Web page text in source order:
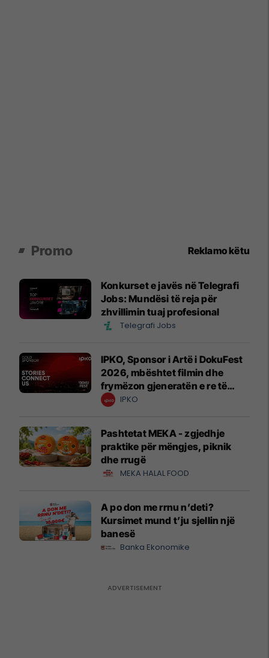
Promo Reklamo këtu
Konkurset e javës në Telegrafi
Jobs: Mundësi të reja për
zhvillimin tuaj profesional
Telegrafi Jobs
IPKO, Sponsor i Artë i DokuFest
2026, mbështet filmin dhe
frymëzon gjeneratën e re të
krijuesve
IPKO
Pashtetat MEKA - zgjedhje
praktike për mëngjes, piknik
dhe rrugë
MEKA HALAL FOOD
A po don me rrnu n’deti?
Kursimet mund t’ju sjellin një
banesë
Banka Ekonomike